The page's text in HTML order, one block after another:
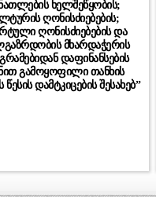
ხელშეწყობის;
ღონისძიებების;
ღონისძიებების და
მხარდაჭერის
დაფინანსების
გამოყოფილი თანხის
წესის დამტკიცების შესახებ”